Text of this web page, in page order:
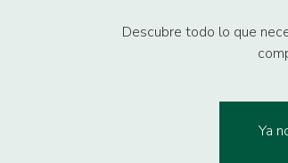
Descubre todo lo que
Ya